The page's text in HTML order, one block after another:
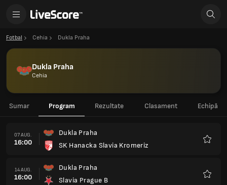
Fotbal Cehia Dukla Praha
Dukla Praha
Cehia
Sumar Program Rezultate Clasament Echipă
07 AUG.
16:00
Dukla Praha
SK Hanacka Slavia Kromeriz
14 AUG.
16:00
Dukla Praha
Slavia Prague B